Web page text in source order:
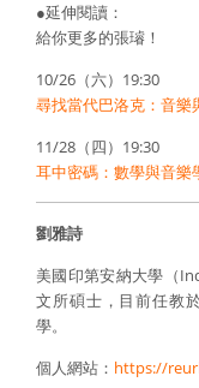
●延伸閱讀：
給你更多的張璿！
10/26（六）19:30
尋找當代巴洛克：音樂
11/28（四）19:30
耳中密碼：數學與音樂
劉雅詩
美國印第安納大學（
文所碩士，目前任教
學。
個人網站： https://